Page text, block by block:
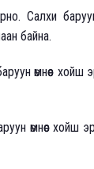
байна.
өмнөөс хойш
өмнөөс хойш